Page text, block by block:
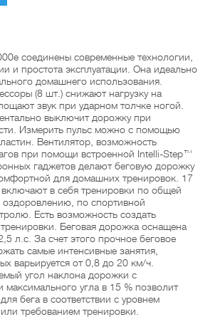
соединены современные технологии,
и простота эксплуатации. Она идеально
домашнего использования.
(8 шт.) снижают нагрузку на
звук при ударном толчке ногой.
выключит дорожку при
Измерить пульс можно с помощью
Вентилятор, возможность
при помощи встроенной Intelli-Step™
гаджетов делают беговую дорожку
для домашних тренировок. 17
в себя тренировки по общей
оздоровлению, по спортивной
Есть возможность создать
Беговая дорожка оснащена
л.с. За счет этого прочное беговое
самые интенсивные занятия,
варьируется от 0,8 до 20 км/ч.
угол наклона дорожки с
максимального угла в 15 % позволит
бега в соответствии с уровнем
требованием тренировки.